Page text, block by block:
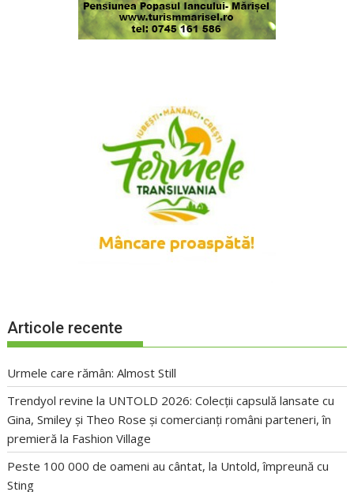
Articole recente
Urmele care rămân: Almost Still
Trendyol revine la UNTOLD 2026: Colecții capsulă lansate cu
Gina, Smiley și Theo Rose și comercianți români parteneri, în
premieră la Fashion Village
Peste 100 000 de oameni au cântat, la Untold, împreună cu
Sting